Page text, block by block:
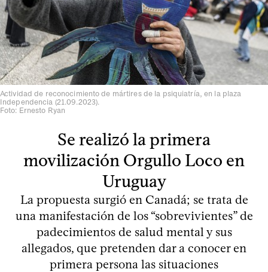
Actividad de reconocimiento de mártires de la psiquiatría, en la plaza
Independencia (21.09.2023).
Foto: Ernesto Ryan
Se realizó la primera
movilización Orgullo Loco en
Uruguay
La propuesta surgió en Canadá; se trata de
una manifestación de los “sobrevivientes” de
padecimientos de salud mental y sus
allegados, que pretenden dar a conocer en
primera persona las situaciones